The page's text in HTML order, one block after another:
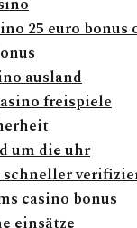
25 euro bonus
ausland
freispiele
um die uhr
casino bonus